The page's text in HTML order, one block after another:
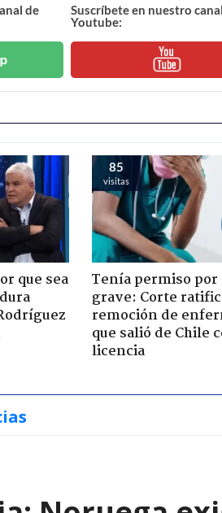
de
Suscríbete en nuestro
Youtube:
que sea
85
visitas
Tenía permiso por
grave: Corte
remoción de
que salió de Chile
licencia